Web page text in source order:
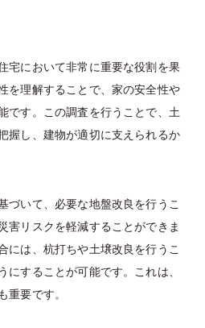
宅において非常に重要な役割を果
を理解することで、家の安全性や
です。この調査を行うことで、土
握し、建物が適切に支えられるか
づいて、必要な地盤改良を行うこ
害リスクを軽減することができま
には、杭打ちや土壌改良を行うこ
にすることが可能です。これは、
重要です。